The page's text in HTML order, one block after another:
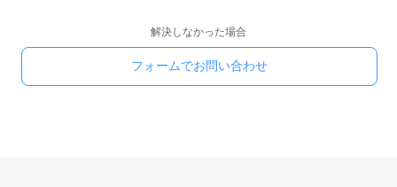
解決しなかった場合
フォームでお問い合わせ